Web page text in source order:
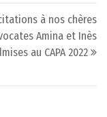
à nos chères
Amina et Inès
au CAPA 2022